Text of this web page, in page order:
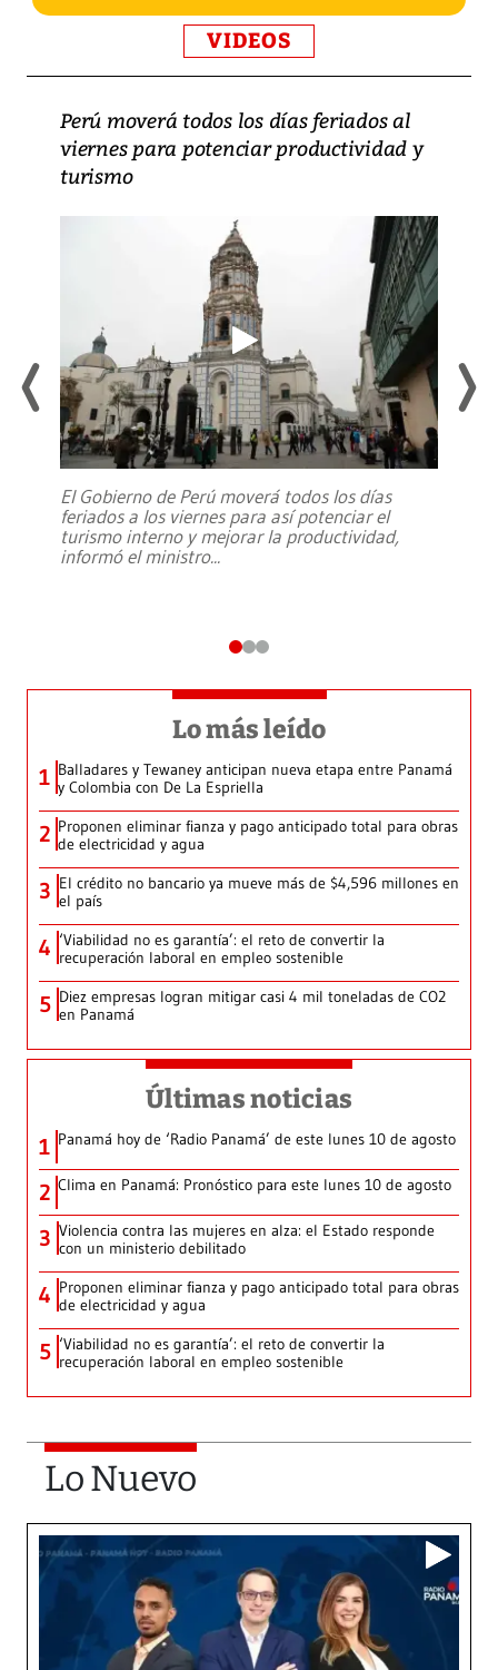
VIDEOS
Perú moverá todos los días feriados al
viernes para potenciar productividad y
turismo
El Gobierno de Perú moverá todos los días
feriados a los viernes para así potenciar el
turismo interno y mejorar la productividad,
informó el ministro...
Lo más leído
1 Balladares y Tewaney anticipan nueva etapa entre Panamá
y Colombia con De La Espriella
2 Proponen eliminar fianza y pago anticipado total para obras
de electricidad y agua
3 El crédito no bancario ya mueve más de $4,596 millones en
el país
4 ‘Viabilidad no es garantía’: el reto de convertir la
recuperación laboral en empleo sostenible
5 Diez empresas logran mitigar casi 4 mil toneladas de CO2
en Panamá
Últimas noticias
1 Panamá hoy de ‘Radio Panamá’ de este lunes 10 de agosto
2 Clima en Panamá: Pronóstico para este lunes 10 de agosto
3 Violencia contra las mujeres en alza: el Estado responde
con un ministerio debilitado
4 Proponen eliminar fianza y pago anticipado total para obras
de electricidad y agua
5 ‘Viabilidad no es garantía’: el reto de convertir la
recuperación laboral en empleo sostenible
Lo Nuevo